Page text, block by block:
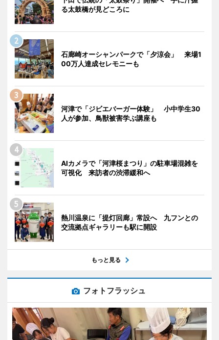
る太鼓橋が見どころに
石廊崎オーシャンパークで「夕涼会」 来場1
00万人達成セレモニーも
河津で「ジビエバーガー体験」 小中学生30
人が参加、鳥獣被害学ぶ講座も
AIカメラで「河津桜まつり」の駐車場混雑を
可視化 来訪者の渋滞緩和へ
熱川温泉に「提灯回廊」常設へ 九フンとの
交流拠点ギャラリーも駅に開設
もっと見る
フォトフラッシュ